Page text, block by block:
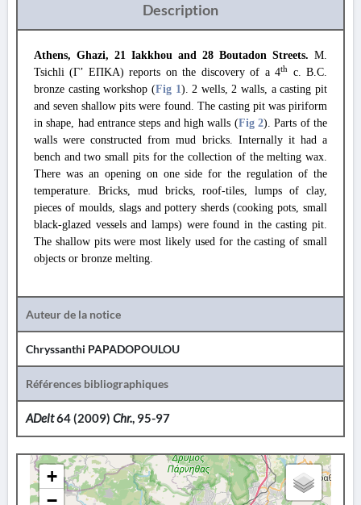
Description
Athens, Ghazi, 21 Iakkhou and 28 Boutadon Streets. M.
Tsichli (Γ’ ΕΠΚΑ) reports on the discovery of a 4th
c. B.C.
bronze casting workshop (Fig 1). 2 wells, 2 walls, a casting pit
and seven shallow pits were found. The casting pit was piriform
in shape, had entrance steps and high walls (Fig 2). Parts of the
walls were constructed from mud bricks. Internally it had a
bench and two small pits for the collection of the melting wax.
There was an opening on one side for the regulation of the
temperature. Bricks, mud bricks, roof-tiles, lumps of clay,
pieces of moulds, slags and pottery sherds (cooking pots, small
black-glazed vessels and lamps) were found in the casting pit.
The shallow pits were most likely used for the casting of small
objects or bronze melting.
Auteur de la notice
Chryssanthi PAPADOPOULOU
Références bibliographiques
ADelt64 (2009) Chr., 95-97
+
−